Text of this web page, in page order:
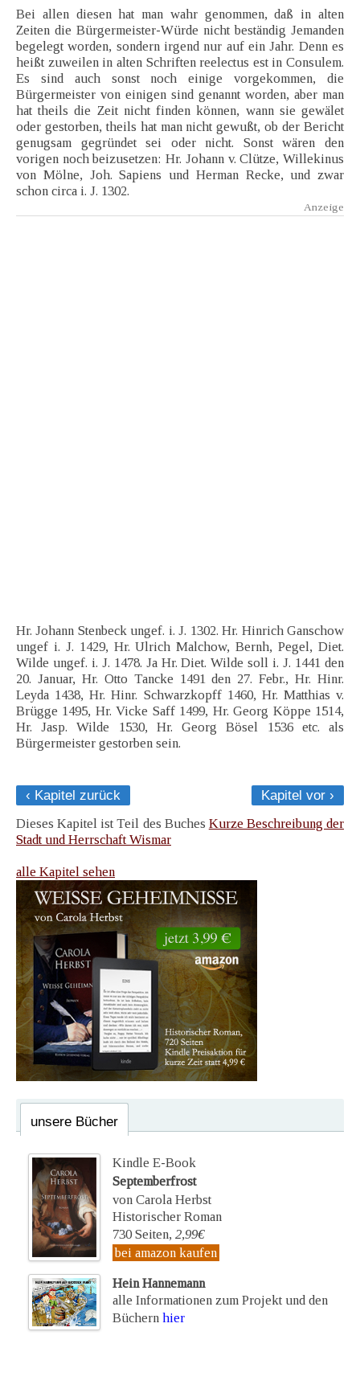
Bei allen diesen hat man wahr genommen, daß in alten
Zeiten die Bürgermeister-Würde nicht beständig Jemanden
begelegt worden, sondern irgend nur auf ein Jahr. Denn es
heißt zuweilen in alten Schriften reelectus est in Consulem.
Es sind auch sonst noch einige vorgekommen, die
Bürgermeister von einigen sind genannt worden, aber man
hat theils die Zeit nicht finden können, wann sie gewälet
oder gestorben, theils hat man nicht gewußt, ob der Bericht
genugsam gegründet sei oder nicht. Sonst wären den
vorigen noch beizusetzen: Hr. Johann v. Clütze, Willekinus
von Mölne, Joh. Sapiens und Herman Recke, und zwar
schon circa i. J. 1302.
Hr. Johann Stenbeck ungef. i. J. 1302. Hr. Hinrich Ganschow
ungef i. J. 1429, Hr. Ulrich Malchow, Bernh, Pegel, Diet.
Wilde ungef. i. J. 1478. Ja Hr. Diet. Wilde soll i. J. 1441 den
20. Januar, Hr. Otto Tancke 1491 den 27. Febr., Hr. Hinr.
Leyda 1438, Hr. Hinr. Schwarzkopff 1460, Hr. Matthias v.
Brügge 1495, Hr. Vicke Saff 1499, Hr. Georg Köppe 1514,
Hr. Jasp. Wilde 1530, Hr. Georg Bösel 1536 etc. als
Bürgermeister gestorben sein.
‹ Kapitel zurück
Kapitel vor ›
Dieses Kapitel ist Teil des Buches Kurze Beschreibung der
Stadt und Herrschaft Wismar
alle Kapitel sehen
unsere Bücher
Kindle E-Book
Septemberfrost
von Carola Herbst
Historischer Roman
730 Seiten, 2,99€
bei amazon kaufen
Hein Hannemann
alle Informationen zum Projekt und den
Büchern hier